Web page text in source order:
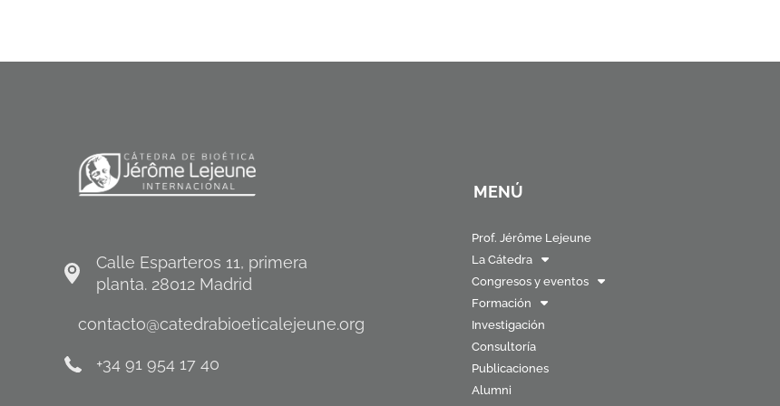
Calle Esparteros 11, primera
planta. 28012 Madrid
contacto@catedrabioeticalejeune.org
+34 91 954 17 40
MENÚ
Prof. Jérôme Lejeune
La Cátedra
Congresos y eventos
Formación
Investigación
Consultoría
Publicaciones
Alumni